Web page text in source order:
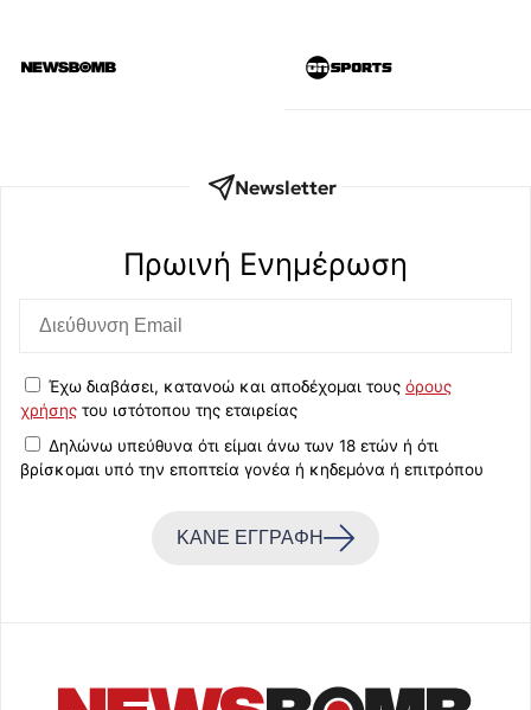
Newsletter
Πρωινή Eνημέρωση
Έχω διαβάσει, κατανοώ και αποδέχομαι τους όρους
χρήσης του ιστότοπου της εταιρείας
Δηλώνω υπεύθυνα ότι είμαι άνω των 18 ετών ή ότι
βρίσκομαι υπό την εποπτεία γονέα ή κηδεμόνα ή επιτρόπου
ΚΑΝΕ ΕΓΓΡΑΦΗ